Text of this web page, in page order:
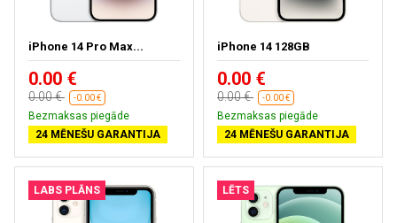
iPhone 14 Pro Max...
0.00 €
0.00 € -0.00 €
Bezmaksas piegāde
24 MĒNEŠU GARANTIJA
iPhone 14 128GB
0.00 €
0.00 € -0.00 €
Bezmaksas piegāde
24 MĒNEŠU GARANTIJA
LABS PLĀNS LĒTS